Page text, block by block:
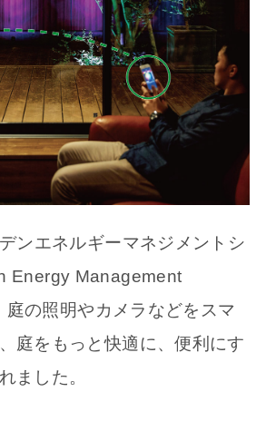
ンエネルギーマネジメントシ
Energy Management
の照明やカメラなどをスマ
庭をもっと快適に、便利にす
ました。